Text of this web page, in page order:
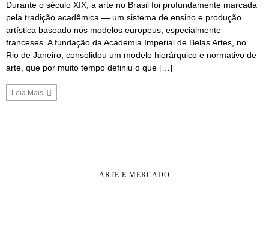
Durante o século XIX, a arte no Brasil foi profundamente marcada
pela tradição acadêmica — um sistema de ensino e produção
artística baseado nos modelos europeus, especialmente
franceses. A fundação da Academia Imperial de Belas Artes, no
Rio de Janeiro, consolidou um modelo hierárquico e normativo de
arte, que por muito tempo definiu o que […]
Leia Mais
ARTE E MERCADO